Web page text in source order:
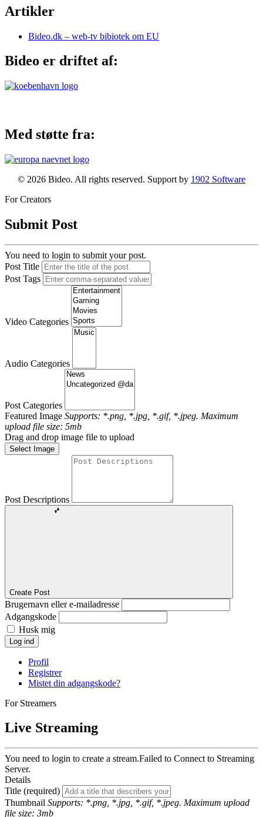
Artikler
Bideo.dk – web-tv bibiotek om EU
Bideo er driftet af:
Med støtte fra:
© 2026 Bideo. All rights reserved. Support by 1902 Software
For Creators
Submit Post
You need to login to submit your post.
Post Title
Post Tags
Video Categories
Audio Categories
Post Categories
Featured Image Supports: *.png, *.jpg, *.gif, *.jpeg. Maximum
upload file size: 5mb
Drag and drop image file to upload
Select Image
Post Descriptions
Create Post
Brugernavn eller e-mailadresse
Adgangskode
Husk mig
Log ind
Profil
Registrer
Mistet din adgangskode?
For Streamers
Live Streaming
You need to login to create a stream.Failed to Connect to Streaming
Server.
Details
Title (required)
Thumbnail Supports: *.png, *.jpg, *.gif, *.jpeg. Maximum upload
file size: 3mb